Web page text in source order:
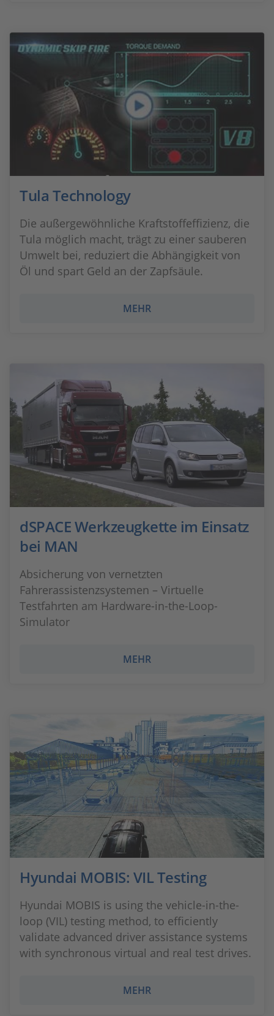
Tula Technology
Die außergewöhnliche Kraftstoffeffizienz, die
Tula möglich macht, trägt zu einer sauberen
Umwelt bei, reduziert die Abhängigkeit von
Öl und spart Geld an der Zapfsäule.
MEHR
dSPACE Werkzeugkette im Einsatz
bei MAN
Absicherung von vernetzten
Fahrerassistenzsystemen – Virtuelle
Testfahrten am Hardware-in-the-Loop-
Simulator
MEHR
Hyundai MOBIS: VIL Testing
Hyundai MOBIS is using the vehicle-in-the-
loop (VIL) testing method, to efficiently
validate advanced driver assistance systems
with synchronous virtual and real test drives.
MEHR